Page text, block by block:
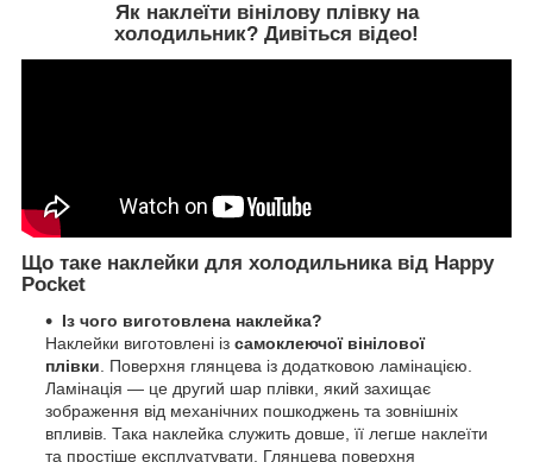
Як наклеїти вінілову плівку на
холодильник? Дивіться відео!
Що таке наклейки для холодильника від Happy
Pocket
Із чого виготовлена наклейка?
Наклейки виготовлені із самоклеючої вінілової
плівки . Поверхня глянцева із додатковою ламінацією.
Ламінація — це другий шар плівки, який захищає
зображення від механічних пошкоджень та зовнішніх
впливів. Така наклейка служить довше, її легше наклеїти
та простіше експлуатувати. Глянцева поверхня